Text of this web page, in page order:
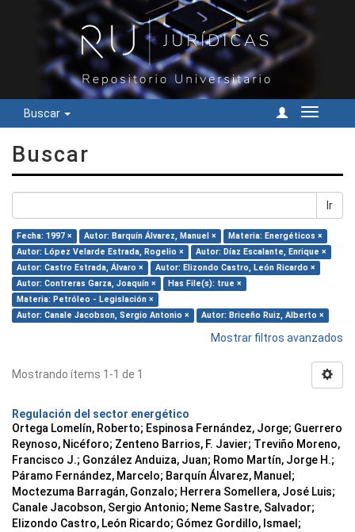
Buscar
Cambiar
Buscar
Ir
Fecha: 1997 × Autor: Barquín Álvarez, Manuel ×
Materia: Energéticos ×
Autor: López Velarde Estrada, Rogelio ×
Autor: Díaz Escalante, Enrique ×
Autor: Castro Estrada, Álvaro ×
Autor: Elizondo Castro, León Ricardo ×
Autor: Contreras Garza, Joaquín ×
Has File(s): true ×
Materia: Petróleo - Legislación ×
Autor: Canale Jacobson, Sergio Antonio ×
Autor: Briceño Ruiz, Alberto ×
Mostrar filtros avanzados
Mostrando ítems 1-1 de 1
Regulación del sector energético
Ortega Lomelín, Roberto; Espinosa Fernández, Jorge; Guerrero
Reynoso, Nicéforo; Zenteno Barrios, F. Javier; Treviño Moreno,
Francisco J.; González Anduiza, Juan; Romo Martín, Jorge H.;
Páramo Fernández, Marcelo; Barquín Álvarez, Manuel;
Moctezuma Barragán, Gonzalo; Herrera Somellera, José Luis;
Canale Jacobson, Sergio Antonio; Neme Sastre, Salvador;
Elizondo Castro, León Ricardo; Gómez Gordillo, Ismael;